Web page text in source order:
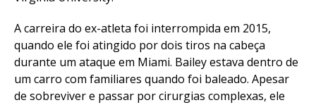
A carreira do ex-atleta foi interrompida em 2015,
quando ele foi atingido por dois tiros na cabeça
durante um ataque em Miami. Bailey estava dentro de
um carro com familiares quando foi baleado. Apesar
de sobreviver e passar por cirurgias complexas, ele